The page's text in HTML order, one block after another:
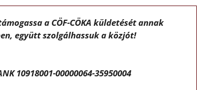
a CÖF-CÖKA küldetését annak
együtt szolgálhassuk a közjót!
10918001-00000064-35950004